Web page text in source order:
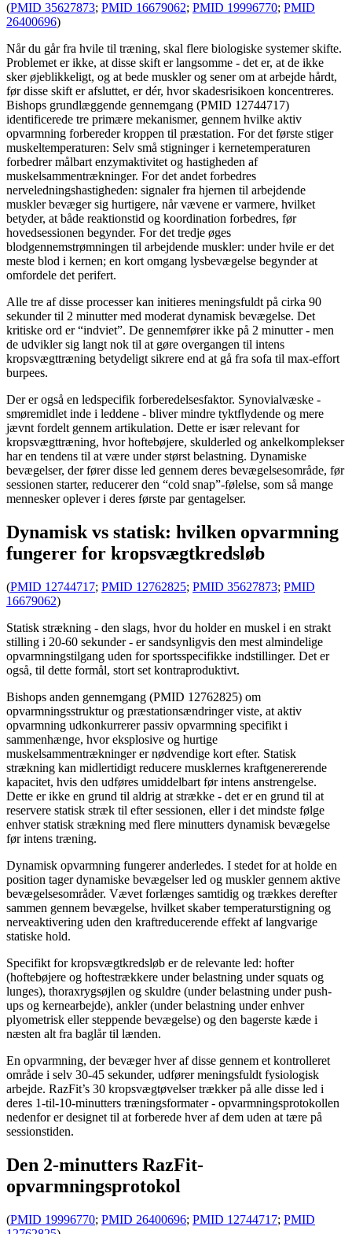
(PMID 35627873; PMID 16679062; PMID 19996770; PMID
26400696)
Når du går fra hvile til træning, skal flere biologiske systemer skifte.
Problemet er ikke, at disse skift er langsomme - det er, at de ikke
sker øjeblikkeligt, og at bede muskler og sener om at arbejde hårdt,
før disse skift er afsluttet, er dér, hvor skadesrisikoen koncentreres.
Bishops grundlæggende gennemgang (PMID 12744717)
identificerede tre primære mekanismer, gennem hvilke aktiv
opvarmning forbereder kroppen til præstation. For det første stiger
muskeltemperaturen: Selv små stigninger i kernetemperaturen
forbedrer målbart enzymaktivitet og hastigheden af ​​
muskelsammentrækninger. For det andet forbedres
nerveledningshastigheden: signaler fra hjernen til arbejdende
muskler bevæger sig hurtigere, når vævene er varmere, hvilket
betyder, at både reaktionstid og koordination forbedres, før
hovedsessionen begynder. For det tredje øges
blodgennemstrømningen til arbejdende muskler: under hvile er det
meste blod i kernen; en kort omgang lysbevægelse begynder at
omfordele det perifert.
Alle tre af disse processer kan initieres meningsfuldt på cirka 90
sekunder til 2 minutter med moderat dynamisk bevægelse. Det
kritiske ord er “indviet”. De gennemfører ikke på 2 minutter - men
de udvikler sig langt nok til at gøre overgangen til intens
kropsvægttræning betydeligt sikrere end at gå fra sofa til max-effort
burpees.
Der er også en ledspecifik forberedelsesfaktor. Synovialvæske -
smøremidlet inde i leddene - bliver mindre tyktflydende og mere
jævnt fordelt gennem artikulation. Dette er især relevant for
kropsvægttræning, hvor hoftebøjere, skulderled og ankelkomplekser
har en tendens til at være under størst belastning. Dynamiske
bevægelser, der fører disse led gennem deres bevægelsesområde, før
sessionen starter, reducerer den “cold snap”-følelse, som så mange
mennesker oplever i deres første par gentagelser.
Dynamisk vs statisk: hvilken opvarmning
fungerer for kropsvægtkredsløb
(PMID 12744717; PMID 12762825; PMID 35627873; PMID
16679062)
Statisk strækning - den slags, hvor du holder en muskel i en strakt
stilling i 20-60 sekunder - er sandsynligvis den mest almindelige
opvarmningstilgang uden for sportsspecifikke indstillinger. Det er
også, til dette formål, stort set kontraproduktivt.
Bishops anden gennemgang (PMID 12762825) om
opvarmningsstruktur og præstationsændringer viste, at aktiv
opvarmning udkonkurrerer passiv opvarmning specifikt i
sammenhænge, ​​hvor eksplosive og hurtige
muskelsammentrækninger er nødvendige kort efter. Statisk
strækning kan midlertidigt reducere musklernes kraftgenererende
kapacitet, hvis den udføres umiddelbart før intens anstrengelse.
Dette er ikke en grund til aldrig at strække - det er en grund til at
reservere statisk stræk til efter sessionen, eller i det mindste følge
enhver statisk strækning med flere minutters dynamisk bevægelse
før intens træning.
Dynamisk opvarmning fungerer anderledes. I stedet for at holde en
position tager dynamiske bevægelser led og muskler gennem aktive
bevægelsesområder. Vævet forlænges samtidig og trækkes derefter
sammen gennem bevægelse, hvilket skaber temperaturstigning og
nerveaktivering uden den kraftreducerende effekt af langvarige
statiske hold.
Specifikt for kropsvægtkredsløb er de relevante led: hofter
(hoftebøjere og hoftestrækkere under belastning under squats og
lunges), thoraxrygsøjlen og skuldre (under belastning under push-
ups og kernearbejde), ankler (under belastning under enhver
plyometrisk eller steppende bevægelse) og den bagerste kæde i
næsten alt fra baglår til lænden.
En opvarmning, der bevæger hver af disse gennem et kontrolleret
område i selv 30-45 sekunder, udfører meningsfuldt fysiologisk
arbejde. RazFit’s 30 kropsvægtøvelser trækker på alle disse led i
deres 1-til-10-minutters træningsformater - opvarmningsprotokollen
nedenfor er designet til at forberede hver af dem uden at tære på
sessionstiden.
Den 2-minutters RazFit-
opvarmningsprotokol
(PMID 19996770; PMID 26400696; PMID 12744717; PMID